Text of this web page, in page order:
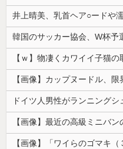
【ｗ】物凄くカワイイ子猫の
【画像】カップヌードル、限
【画像】最近の高級ミニバ
【画像】「ワイらのゴマキ（